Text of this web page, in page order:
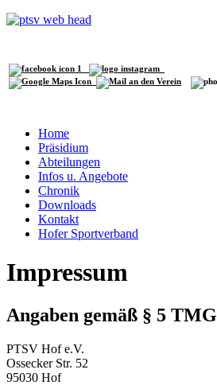
Home
Präsidium
Abteilungen
Infos u. Angebote
Chronik
Downloads
Kontakt
Hofer Sportverband
Impressum
Angaben gemäß § 5 TMG
PTSV Hof e.V.
Ossecker Str. 52
95030 Hof